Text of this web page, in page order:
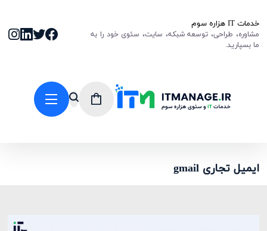
خدمات IT هزاره سوم
مشاوره، طراحی، توسعه شبکه، سایت، سئوی خود را به
ما بسپارید.
ایمیل تجاری gmail